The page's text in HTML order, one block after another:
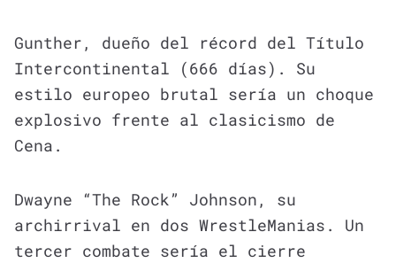
Gunther, dueño del récord del Título
Intercontinental (666 días). Su
estilo europeo brutal sería un choque
explosivo frente al clasicismo de
Cena.
Dwayne “The Rock” Johnson, su
archirrival en dos WrestleManias. Un
tercer combate sería el cierre